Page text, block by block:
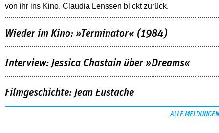
von ihr ins Kino. Claudia Lenssen blickt zurück.
Wieder im Kino: »Terminator« (1984)
Interview: Jessica Chastain über »Dreams«
Filmgeschichte: Jean Eustache
ALLE MELDUNGEN